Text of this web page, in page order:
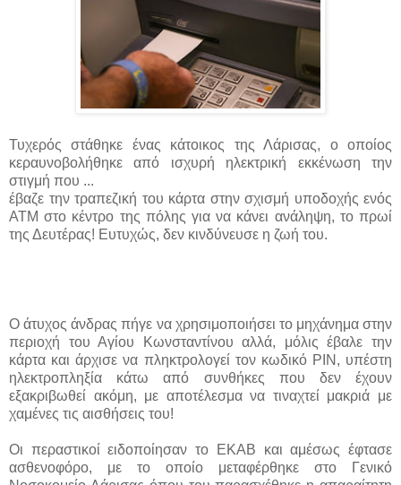
Τυχερός στάθηκε ένας κάτοικος της Λάρισας, ο οποίος
κεραυνοβολήθηκε από ισχυρή ηλεκτρική εκκένωση την
στιγμή που ...
έβαζε την τραπεζική του κάρτα στην σχισμή υποδοχής ενός
ΑΤΜ στο κέντρο της πόλης για να κάνει ανάληψη, το πρωί
της Δευτέρας! Ευτυχώς, δεν κινδύνευσε η ζωή του.
Ο άτυχος άνδρας πήγε να χρησιμοποιήσει το μηχάνημα στην
περιοχή του Αγίου Κωνσταντίνου αλλά, μόλις έβαλε την
κάρτα και άρχισε να πληκτρολογεί τον κωδικό ΡΙΝ, υπέστη
ηλεκτροπληξία κάτω από συνθήκες που δεν έχουν
εξακριβωθεί ακόμη, με αποτέλεσμα να τιναχτεί μακριά με
χαμένες τις αισθήσεις του!
Οι περαστικοί ειδοποίησαν το ΕΚΑΒ και αμέσως έφτασε
ασθενοφόρο, με το οποίο μεταφέρθηκε στο Γενικό